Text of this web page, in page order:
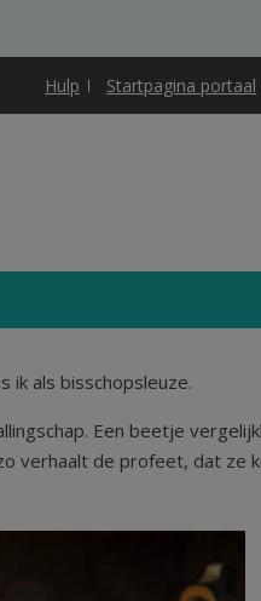
Hulp Startpagina portaal
ik als bisschopsleuze.
Een beetje
verhaalt de profeet, dat ze